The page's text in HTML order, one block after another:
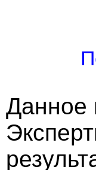
Данное